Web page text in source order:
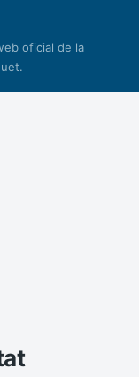
oficial de la